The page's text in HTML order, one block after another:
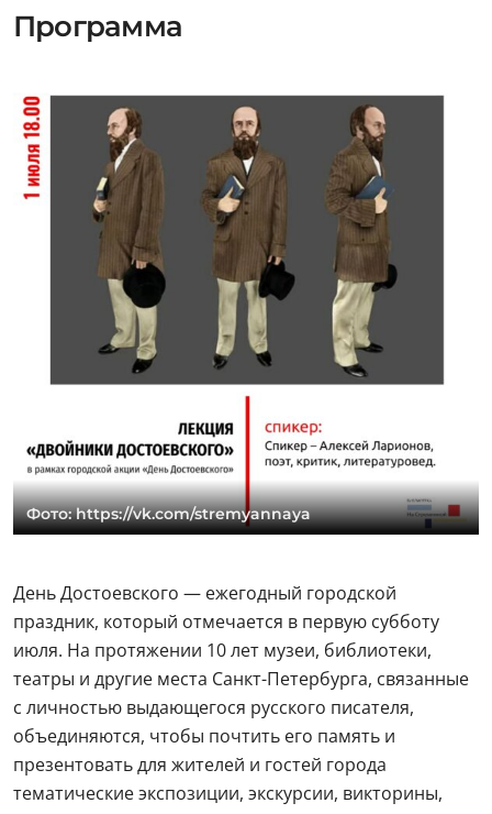
Программа
Фото: https://vk.com/stremyannaya
День Достоевского — ежегодный городской
праздник, который отмечается в первую субботу
июля. На протяжении 10 лет музеи, библиотеки,
театры и другие места Санкт-Петербурга, связанные
с личностью выдающегося русского писателя,
объединяются, чтобы почтить его память и
презентовать для жителей и гостей города
тематические экспозиции, экскурсии, викторины,